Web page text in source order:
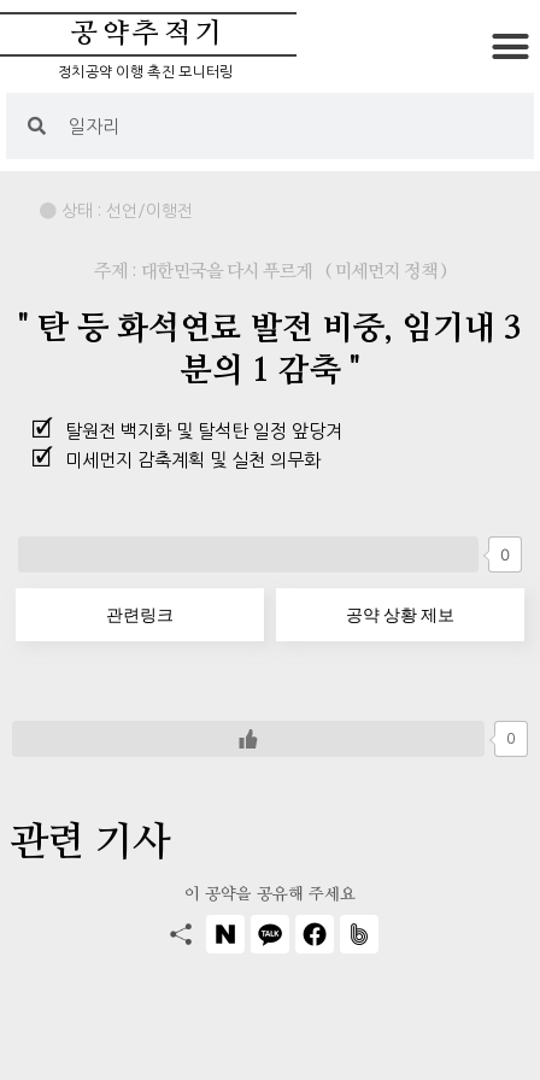
공약추적기
정치공약 이행 촉진 모니터링
상태 : 선언/이행전
주제 : 대한민국을 다시 푸르게 ( 미세먼지 정책 )
" 탄 등 화석연료 발전 비중, 임기내 3
분의 1 감축 "
탈원전 백지화 및 탈석탄 일정 앞당겨
미세먼지 감축계획 및 실천 의무화
0
관련링크 공약 상황 제보
0
관련 기사
이 공약을 공유해 주세요